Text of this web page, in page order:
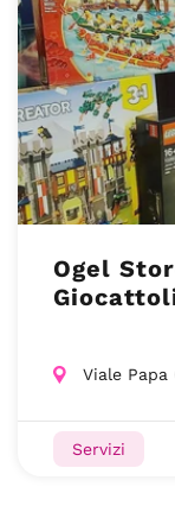
Ogel
Viale Papa
Servizi